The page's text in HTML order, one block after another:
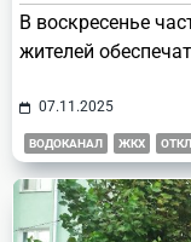
В воскресенье
жителей
07.11.2025
ВОДОКАНАЛ ЖКХ